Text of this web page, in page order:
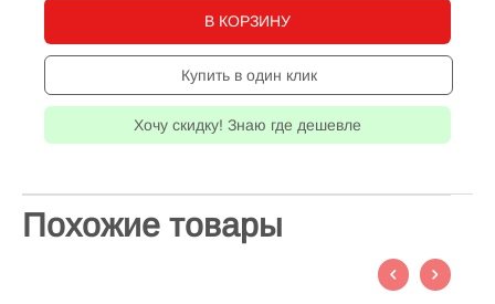
В КОРЗИНУ
Купить в один клик
Хочу скидку! Знаю где дешевле
Похожие товары